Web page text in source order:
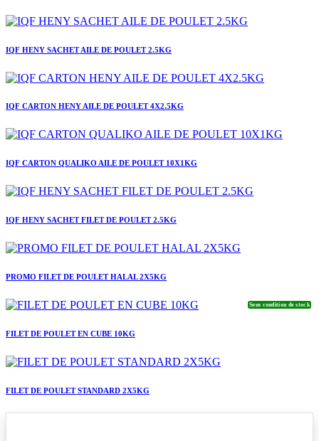
IQF HENY SACHET AILE DE POULET 2.5KG
IQF CARTON HENY AILE DE POULET 4X2.5KG
IQF CARTON QUALIKO AILE DE POULET 10X1KG
IQF HENY SACHET FILET DE POULET 2.5KG
PROMO FILET DE POULET HALAL 2X5KG
Sous condition de stock
FILET DE POULET EN CUBE 10KG
FILET DE POULET STANDARD 2X5KG